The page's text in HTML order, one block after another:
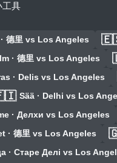
工具
德里 vs Los Angeles
· 德里 vs Los Angeles
· Delis vs Los Angeles
Sää · Delhi vs Los
· Делхи vs Los Angeles
· 德里 vs Los Angeles
· Старе Делі vs Los